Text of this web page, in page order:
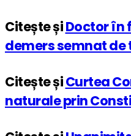
Citește șiDoctor în
demers semnat de
Citește șiCurtea
naturale prin